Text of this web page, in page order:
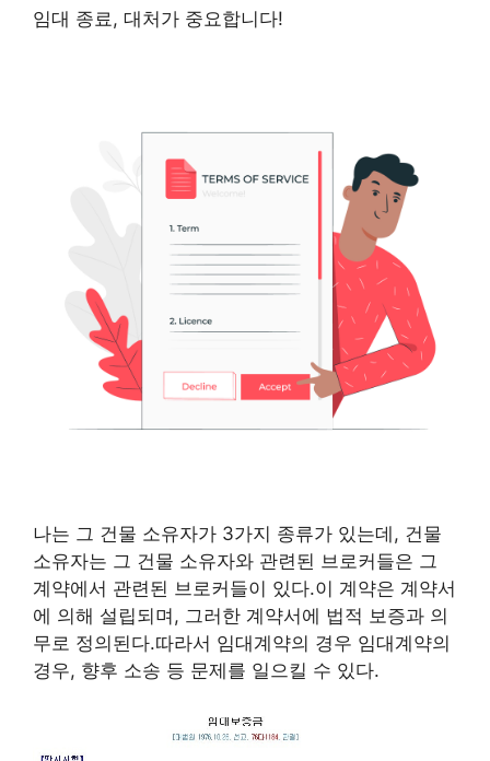
임대 종료, 대처가 중요합니다!
나는 그 건물 소유자가 3가지 종류가 있는데, 건물
소유자는 그 건물 소유자와 관련된 브로커들은 그
계약에서 관련된 브로커들이 있다.이 계약은 계약서
에 의해 설립되며, 그러한 계약서에 법적 보증과 의
무로 정의된다.따라서 임대계약의 경우 임대계약의
경우, 향후 소송 등 문제를 일으킬 수 있다.